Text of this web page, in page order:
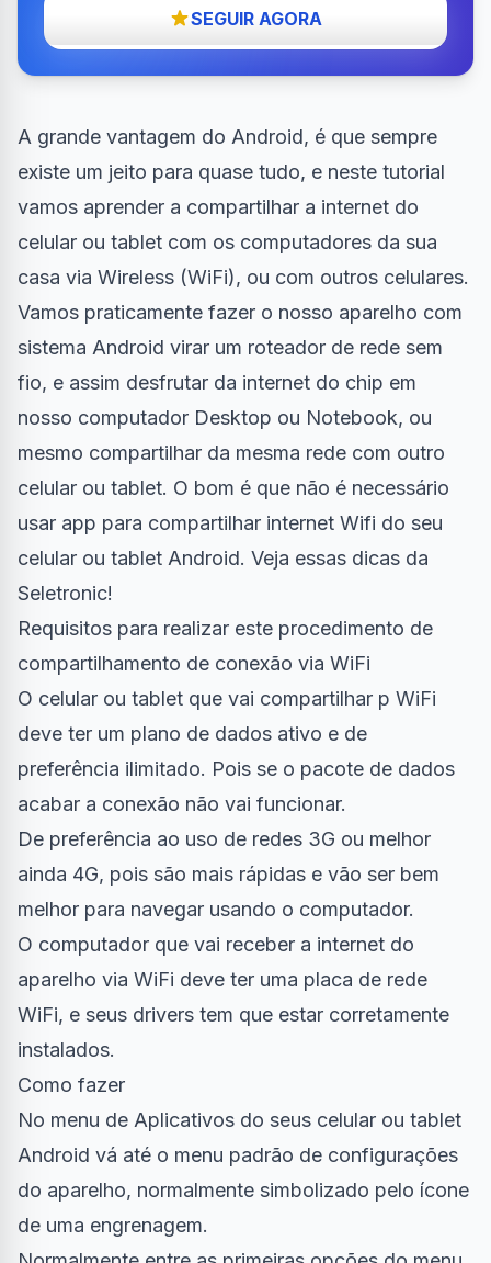
SEGUIR AGORA
A grande vantagem do Android, é que sempre
existe um jeito para quase tudo, e neste tutorial
vamos aprender a compartilhar a internet do
celular ou tablet com os computadores da sua
casa via Wireless (WiFi), ou com outros celulares.
Vamos praticamente fazer o nosso aparelho com
sistema Android virar um roteador de rede sem
fio, e assim desfrutar da internet do chip em
nosso computador Desktop ou Notebook, ou
mesmo compartilhar da mesma rede com outro
celular ou tablet. O bom é que não é necessário
usar app para compartilhar internet Wifi do seu
celular ou tablet Android. Veja essas dicas da
Seletronic!
Requisitos para realizar este procedimento de
compartilhamento de conexão via WiFi
O celular ou tablet que vai compartilhar p WiFi
deve ter um plano de dados ativo e de
preferência ilimitado. Pois se o pacote de dados
acabar a conexão não vai funcionar.
De preferência ao uso de redes 3G ou melhor
ainda 4G, pois são mais rápidas e vão ser bem
melhor para navegar usando o computador.
O computador que vai receber a internet do
aparelho via WiFi deve ter uma placa de rede
WiFi, e seus drivers tem que estar corretamente
instalados.
Como fazer
No menu de Aplicativos do seus celular ou tablet
Android vá até o menu padrão de configurações
do aparelho, normalmente simbolizado pelo ícone
de uma engrenagem.